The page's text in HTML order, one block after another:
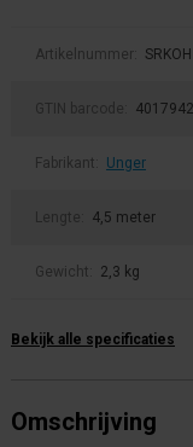
Artikelnummer: SRKOH
GTIN barcode:
Fabrikant: Unger
Lengte: 4,5 meter
Gewicht: 2,3 kg
Bekijk alle specificaties
Omschrijving